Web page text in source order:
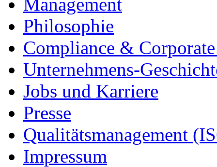
Philosophie
Compliance &
Unternehmens-
Jobs und Karriere
Presse
Qualitätsmanagement
Impressum